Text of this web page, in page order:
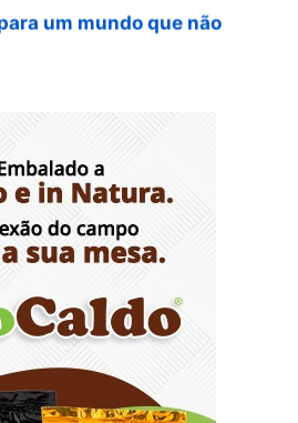
do ar nesta sexta-feira (7)
tratamento menos invasivo
artérias do coração no
Rádio MEC, celebra
sexta